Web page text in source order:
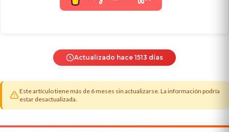
Actualizado hace 1513 días
Este artículo tiene más de 6 meses sin actualizarse. La información podría
estar desactualizada.